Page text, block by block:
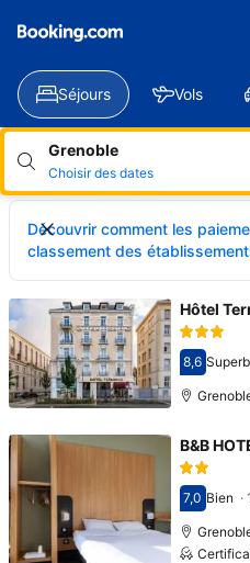
Séjours Vols
Grenoble
Choisir des dates
Découvrir comment les
classement des
Hôtel
Avec une
8,6
B&B
Avec une
7,0 Bien ·